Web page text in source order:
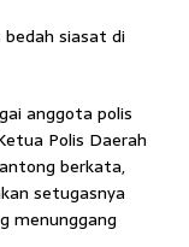
bedah siasat di
anggota polis
Polis Daerah
berkata,
setugasnya
menunggang
CLOSE ✖